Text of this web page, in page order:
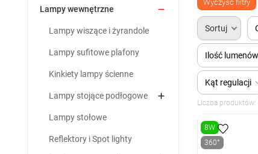
Lampy wewnętrzne

Lampy wiszące i żyrandole
Lampy sufitowe plafony
Kinkiety lampy ścienne
Lampy stojące podłogowe 
Lampy stołowe
Reflektory i Spot lighty
Wyczyść filtry
Sortuj
Ilość
Kąt regulacji
Liczba produktów:
8W
360°